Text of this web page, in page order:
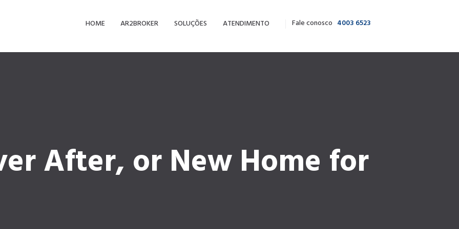
HOME AR2BROKER SOLUÇÕES ATENDIMENTO Fale conosco 4003 6523
After, or New Home for